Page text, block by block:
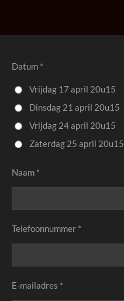
Datum *
Vrijdag 17 april 20u15
Dinsdag 21 april 20u15
Vrijdag 24 april 20u15
Zaterdag 25 april 20u15
Naam *
Telefoonnummer *
E-mailadres *